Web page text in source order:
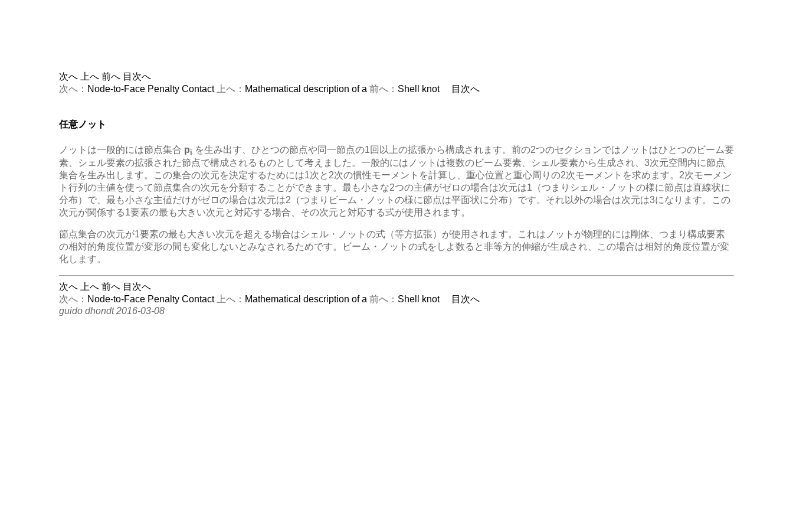
次へ 上へ 前へ 目次へ
次へ： Node-to-Face Penalty Contact上へ： Mathematical description of a 前へ： Shell knot 目次へ
任意ノット
ノットは一般的には節点集合 pi を生み出す、ひとつの節点や同一節点の1回以上の拡張から構成されます。前の2つのセクションではノットはひとつのビーム要
素、シェル要素の拡張された節点で構成されるものとして考えました。一般的にはノットは複数のビーム要素、シェル要素から生成され、3次元空間内に節点
集合を生み出します。この集合の次元を決定するためには1次と2次の慣性モーメントを計算し、重心位置と重心周りの2次モーメントを求めます。2次モーメン
ト行列の主値を使って節点集合の次元を分類することができます。最も小さな2つの主値がゼロの場合は次元は1（つまりシェル・ノットの様に節点は直線状に
分布）で、最も小さな主値だけがゼロの場合は次元は2（つまりビーム・ノットの様に節点は平面状に分布）です。それ以外の場合は次元は3になります。この
次元が関係する1要素の最も大きい次元と対応する場合、その次元と対応する式が使用されます。
節点集合の次元が1要素の最も大きい次元を超える場合はシェル・ノットの式（等方拡張）が使用されます。これはノットが物理的には剛体、つまり構成要素
の相対的角度位置が変形の間も変化しないとみなされるためです。ビーム・ノットの式をしよ数ると非等方的伸縮が生成され、この場合は相対的角度位置が変
化します。
次へ 上へ 前へ 目次へ
次へ： Node-to-Face Penalty Contact上へ： Mathematical description of a 前へ： Shell knot
目次へ
guido dhondt 2016-03-08